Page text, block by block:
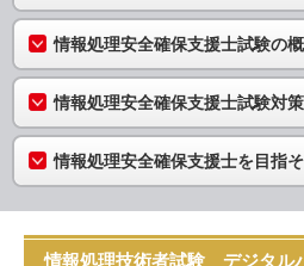
情報処理安全確保支援士試験の
情報処理安全確保支援士試験対
情報処理安全確保支援士を目指そ
情報処理技術者試験 デジタル